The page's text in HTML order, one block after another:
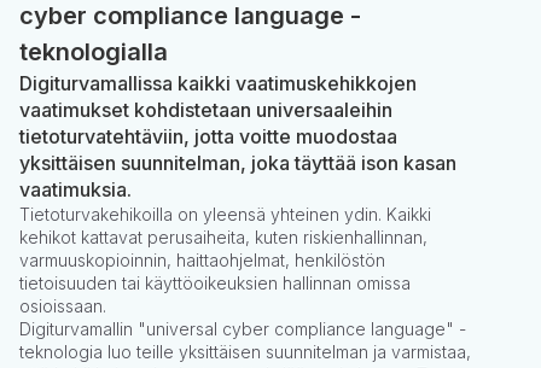
cyber compliance language -
teknologialla
Digiturvamallissa kaikki vaatimuskehikkojen
vaatimukset kohdistetaan universaaleihin
tietoturvatehtäviin, jotta voitte muodostaa
yksittäisen suunnitelman, joka täyttää ison kasan
vaatimuksia.
Tietoturvakehikoilla on yleensä yhteinen ydin. Kaikki
kehikot kattavat perusaiheita, kuten riskienhallinnan,
varmuuskopioinnin, haittaohjelmat, henkilöstön
tietoisuuden tai käyttöoikeuksien hallinnan omissa
osioissaan.
Digiturvamallin "universal cyber compliance language" -
teknologia luo teille yksittäisen suunnitelman ja varmistaa,